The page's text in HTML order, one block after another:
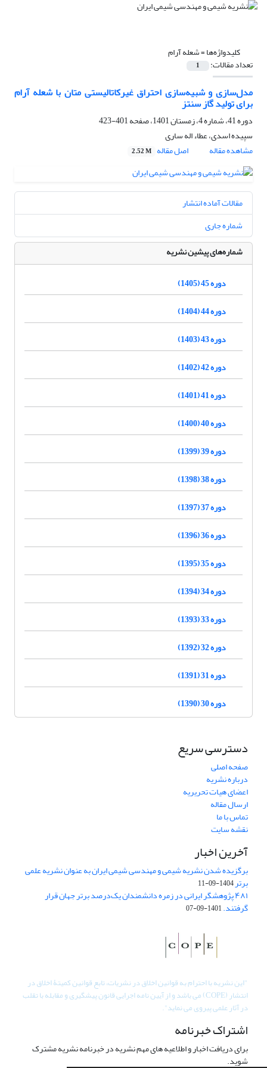
کلیدواژه‌ها =شعله‌ آرام
تعداد مقالات: 1
مدل‌سازی و شبیه‌سازی احتراق غیرکاتالیستی متان با شعله آرام
برای تولید گاز سنتز
دوره 41، شماره 4، زمستان 1401، صفحه
401-423
سپیده اسدی، عطاء اله ساری
مشاهده مقاله
اصل مقاله 2.52 M
مقالات آماده انتشار
شماره جاری
شماره‌های پیشین نشریه
دوره 45 (1405)
دوره 44 (1404)
دوره 43 (1403)
دوره 42 (1402)
دوره 41 (1401)
دوره 40 (1400)
دوره 39 (1399)
دوره 38 (1398)
دوره 37 (1397)
دوره 36 (1396)
دوره 35 (1395)
دوره 34 (1394)
دوره 33 (1393)
دوره 32 (1392)
دوره 31 (1391)
دوره 30 (1390)
دسترسی سریع
صفحه اصلی
درباره نشریه
اعضای هیات تحریریه
ارسال مقاله
تماس با ما
نقشه سایت
آخرین اخبار
برگزیده شدن نشریه شیمی و مهندسی شیمی ایران به عنوان نشریه علمی
برتر1404-09-11
۴۸۱ پژوهشگر ایرانی در زمره دانشمندان یک‌درصد برتر جهان قرار
گرفتند.1401-09-07
"این نشریه با احترام به قوانین اخلاق در نشریات، تابع قوانین کمیتۀ اخلاق در
انتشار (COPE) می باشد و از آیین نامه اجرایی قانون پیشگیری و مقابله با تقلب
در آثار علمی پیروی می نماید".
اشتراک خبرنامه
برای دریافت اخبار و اطلاعیه های مهم نشریه در خبرنامه نشریه مشترک
شوید.